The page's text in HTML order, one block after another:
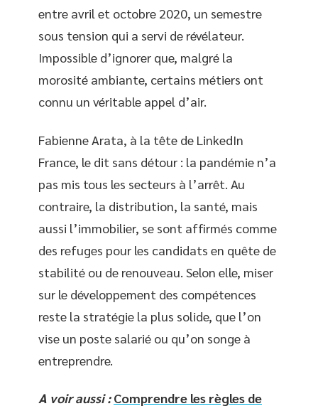
entre avril et octobre 2020, un semestre
sous tension qui a servi de révélateur.
Impossible d’ignorer que, malgré la
morosité ambiante, certains métiers ont
connu un véritable appel d’air.
Fabienne Arata, à la tête de LinkedIn
France, le dit sans détour : la pandémie n’a
pas mis tous les secteurs à l’arrêt. Au
contraire, la distribution, la santé, mais
aussi l’immobilier, se sont affirmés comme
des refuges pour les candidats en quête de
stabilité ou de renouveau. Selon elle, miser
sur le développement des compétences
reste la stratégie la plus solide, que l’on
vise un poste salarié ou qu’on songe à
entreprendre.
A voir aussi : Comprendre les règles de